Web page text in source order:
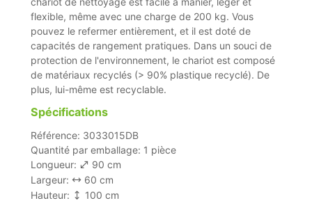
flexible, même avec une charge de 200 kg. Vous
pouvez le refermer entièrement, et il est doté de
capacités de rangement pratiques. Dans un souci de
protection de l'environnement, le chariot est composé
de matériaux recyclés (> 90% plastique recyclé). De
plus, lui-même est recyclable.
Spécifications
Référence: 3033015DB
Quantité par emballage: 1 pièce
Longueur:
90 cm
Largeur:
60 cm
Hauteur:
100 cm